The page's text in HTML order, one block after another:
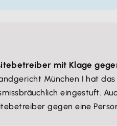
mit Klage
München I hat
eingestuft.
gegen eine